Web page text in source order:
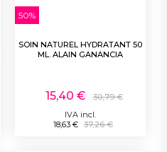
50%
SOIN NATUREL HYDRATANT 50
ML. ALAIN GANANCIA
15,40 €
30,79 €
IVA incl.
18,63 € 37,26 €